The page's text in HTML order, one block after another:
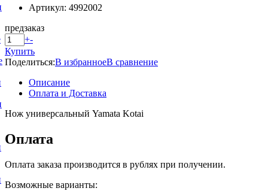
Артикул: 4992002
предзаказ
+-
Купить
Поделиться:В избранноеВ сравнение
Описание
Оплата и Доставка
Нож универсальный Yamata Kotai
Оплата
Оплата заказа производится в рублях при получении.
Возможные варианты: